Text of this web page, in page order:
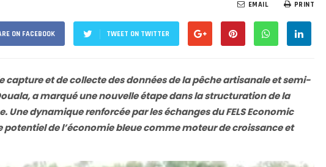
PRINT
EMAIL
ON FACEBOOK TWEET ON TWITTER
capture et de collecte des données de la pêche artisanale et semi-
a marqué une nouvelle étape dans la structuration de la
dynamique renforcée par les échanges du FELS Economic
potentiel de l’économie bleue comme moteur de croissance et